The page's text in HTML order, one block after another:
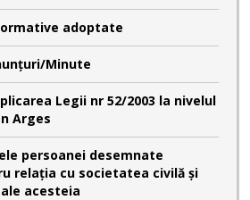
adoptate
Minute
Legii nr 52/2003 la nivelul
Arges
persoanei desemnate
relaţia cu societatea civilă şi
acesteia